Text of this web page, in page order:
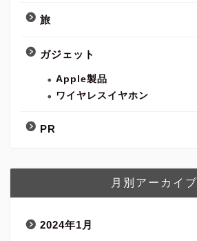
旅
ガジェット
Apple製品
ワイヤレスイヤホン
PR
月別アーカイブ
2024年1月